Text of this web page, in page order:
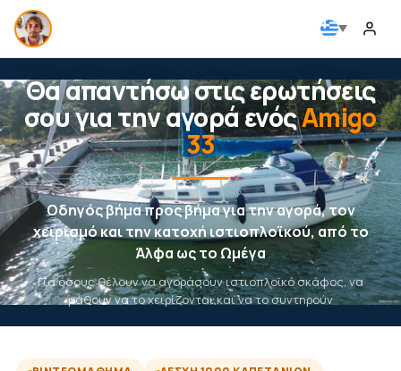
Θα απαντήσω στις ερωτήσεις
σου για την αγορά ενόςAmigo
33
Οδηγός βήμα προς βήμα για την αγορά, τον
χειρισμό και την κατοχή ιστιοπλοϊκού, από το
Άλφα ως το Ωμέγα
Για όσους θέλουν να αγοράσουν ιστιοπλοϊκό σκάφος, να
μάθουν να το χειρίζονται και να το συντηρούν